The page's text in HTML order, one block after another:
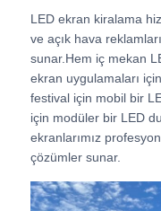
Ürünler
Videolar
VR Gösterisi
Hakkımızda
LED ekran kiralama
ve açık hava
sunar.Hem iç mekan
ekran uygulamaları
festival için mobil bir
için modüler bir LED
ekranlarımız
çözümler sunar.